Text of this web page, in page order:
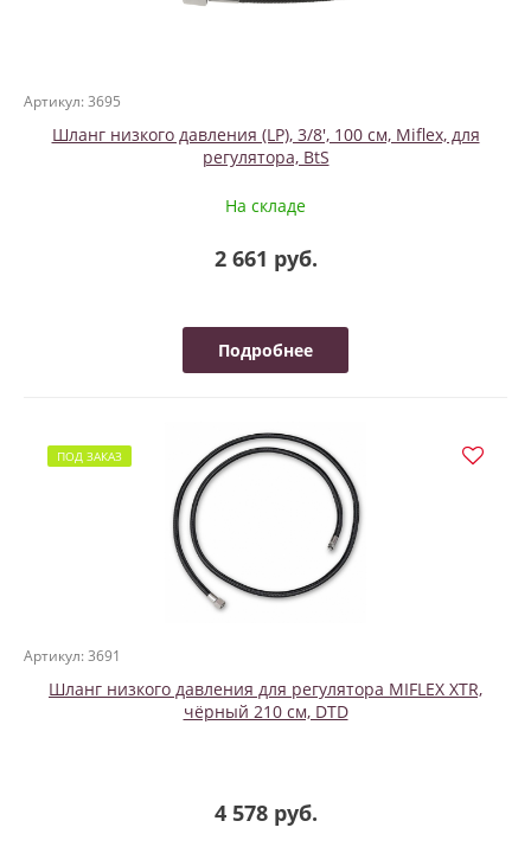
Артикул: 3695
Шланг низкого давления (LP), 3/8', 100 см, Miflex, для
регулятора, BtS
На складе
2 661 руб.
Подробнее
ПОД ЗАКАЗ
Артикул: 3691
Шланг низкого давления для регулятора MIFLEX XTR,
чёрный 210 см, DTD
4 578 руб.